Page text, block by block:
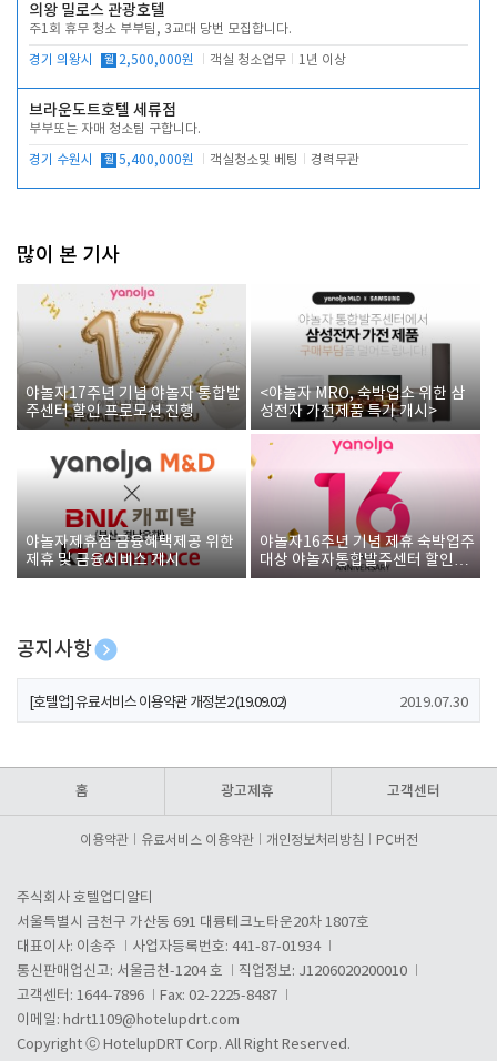
의왕 밀로스 관광호텔
주1회 휴무 청소 부부팀, 3교대 당번 모집합니다.
경기 의왕시 월 2,500,000원 객실 청소업무 1년 이상
브라운도트호텔 세류점
부부또는 자매 청소팀 구합니다.
경기 수원시 월 5,400,000원 객실청소및 베팅 경력무관
많이 본 기사
야놀자17주년 기념 야놀자 통합발
주센터 할인 프로모션 진행
<야놀자 MRO, 숙박업소 위한 삼
성전자 가전제품 특가 개시>
야놀자제휴점 금융혜택제공 위한
제휴 및 금융서비스 게시
야놀자16주년 기념 제휴 숙박업주
대상 야놀자통합발주센터 할인쿠
폰 증정
공지사항
[호텔업] 개인정보 처리방침 개정본1 (19.09.02)
[호텔업] 유료서비스 이용약관 개정본2 (19.09.02) 2019.07.30
홈 광고제휴 고객센터
이용약관 유료서비스 이용약관 개인정보처리방침 PC버전
주식회사 호텔업디알티
서울특별시 금천구 가산동 691 대륭테크노타운20차 1807호
대표이사: 이송주
사업자등록번호: 441-87-01934
통신판매업신고: 서울금천-1204 호
직업정보: J1206020200010
고객센터: 1644-7896
Fax: 02-2225-8487
이메일: hdrt1109@hotelupdrt.com
Copyright ⓒ HotelupDRT Corp. All Right Reserved.